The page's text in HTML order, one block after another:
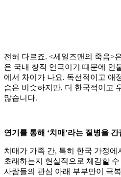
전혀 다르죠. <세일즈맨의 죽음>
은 국내 창작 연극이기 때문에 인
에서 차이가 나요. 독선적이고 애
습은 비슷하지만, 더 한국적이고
많습니다.
연기를 통해 ‘치매’라는 질병을 간
치매가 가족 간, 특히 한국 가정
초래하는지 현실적으로 체감할
사람들의 관심 아래 부부만이 극